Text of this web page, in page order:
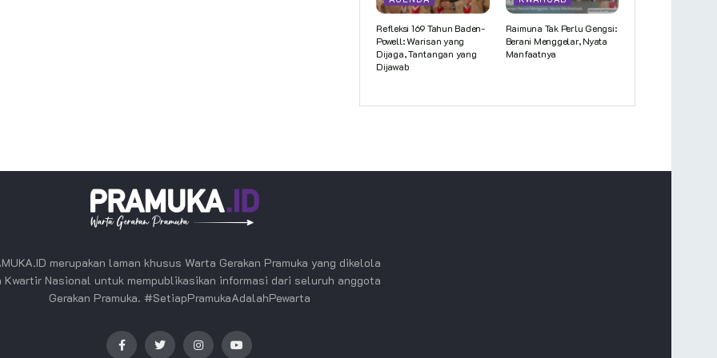
Refleksi 169 Tahun Baden-
Powell: Warisan yang
Dijaga, Tantangan yang
Dijawab
Raimuna Tak Perlu Gengsi:
Berani Menggelar, Nyata
Manfaatnya
merupakan laman khusus Warta Gerakan Pramuka yang dikelola
Kwartir Nasional untuk mempublikasikan informasi dari seluruh anggota
Gerakan Pramuka. #SetiapPramukaAdalahPewarta